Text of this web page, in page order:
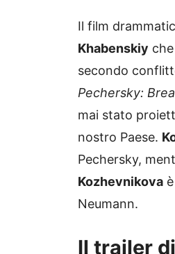
Il film
Khabenskiy
secondo
Pechersky:
mai stato
nostro Paese.
Pechersky,
Kozhevnikova
Neumann.
Il trailer